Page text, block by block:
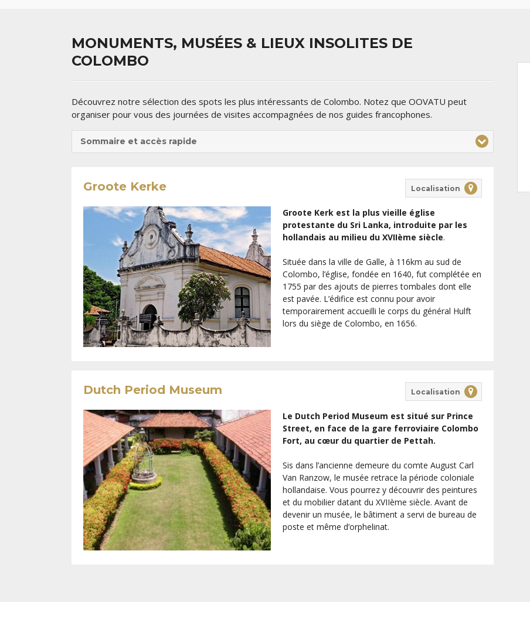
MONUMENTS, MUSÉES & LIEUX INSOLITES DE
COLOMBO
Découvrez notre sélection des spots les plus intéressants de Colombo. Notez que OOVATU peut
organiser pour vous des journées de visites accompagnées de nos guides francophones.
Sommaire et accès rapide
Groote Kerke Localisation
Groote Kerk est la plus vieille église
protestante du Sri Lanka, introduite par les
hollandais au milieu du XVIIème siècle.
Située dans la ville de Galle, à 116km au sud de
Colombo, l’église, fondée en 1640, fut complétée en
1755 par des ajouts de pierres tombales dont elle
est pavée. L’édifice est connu pour avoir
temporairement accueilli le corps du général Hulft
lors du siège de Colombo, en 1656.
Dutch Period Museum Localisation
Le Dutch Period Museum est situé sur Prince
Street, en face de la gare ferroviaire Colombo
Fort, au cœur du quartier de Pettah.
Sis dans l’ancienne demeure du comte August Carl
Van Ranzow, le musée retrace la période coloniale
hollandaise. Vous pourrez y découvrir des peintures
et du mobilier datant du XVIIème siècle. Avant de
devenir un musée, le bâtiment a servi de bureau de
poste et même d’orphelinat.